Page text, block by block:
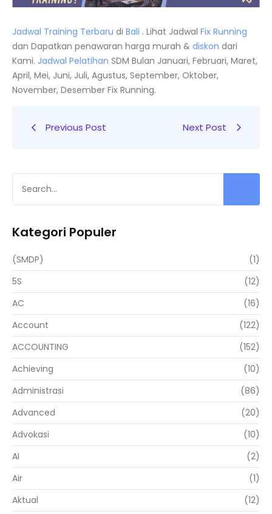
Jadwal Training Terbaru di Bali . Lihat Jadwal Fix Running
dan Dapatkan penawaran harga murah & diskon dari
Kami. Jadwal Pelatihan SDM Bulan Januari, Februari, Maret,
April, Mei, Juni, Juli, Agustus, September, Oktober,
November, Desember Fix Running.
Previous Post Next Post
Kategori Populer
(SMDP)
(1)
5S
(12)
AC
(16)
Account
(122)
ACCOUNTING
(152)
Achieving
(10)
Administrasi
(86)
Advanced
(20)
Advokasi
(10)
AI
(2)
Air
(1)
Aktual
(12)